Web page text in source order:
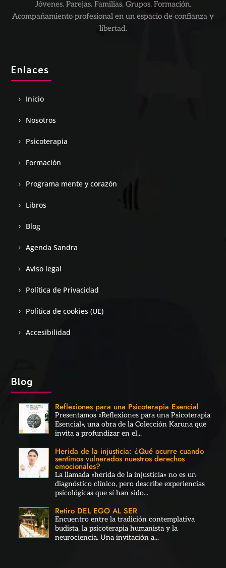
Jóvenes. Parejas. Familias. Grupos. Formación.
Acompañamiento profesional en un espacio de confianza y
libertad.
Enlaces
Inicio
Nosotros
Psicoterapia
Formación
Programa mente y corazón
Libros
Blog
Agenda Sandra
Aviso legal
Política de Privacidad
Política de cookies (UE)
Accesibilidad
Blog
Reflexiones para una Psicoterapia Esencial
Presentamos «Reflexiones para una Psicoterapia
Esencial», una obra de la Colección Karuna que
invita a profundizar en el...
Herida de la injusticia: ¿Qué ocurre cuando
sentimos vulnerados nuestros derechos
emocionales?
La llamada «herida de la injusticia» no es un
diagnóstico clínico, pero describe experiencias
psicológicas que sí han sido...
Retiro DEL EGO AL SER
Encuentro entre la tradición contemplativa
budista, la psicoterapia humanista y la
neurociencia. Una invitación a...